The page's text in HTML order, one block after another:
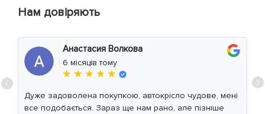
Нам довіряють
Анастасия Волкова
6 місяців тому
★ ★ ★ ★ ★
Дуже задоволена покупкою, автокрісло чудове, мені
все подобається. Зараз ще нам рано, але пізніше